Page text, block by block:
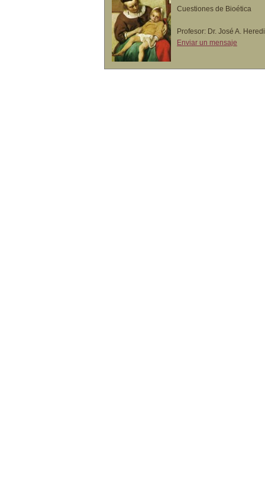
Cuestiones de Bioética
Profesor: Dr. José A.
Enviar un mensaje